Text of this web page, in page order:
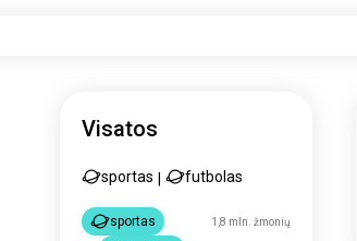
Visatos
sportas futbolas
sportas 1,8 mln. žmonių